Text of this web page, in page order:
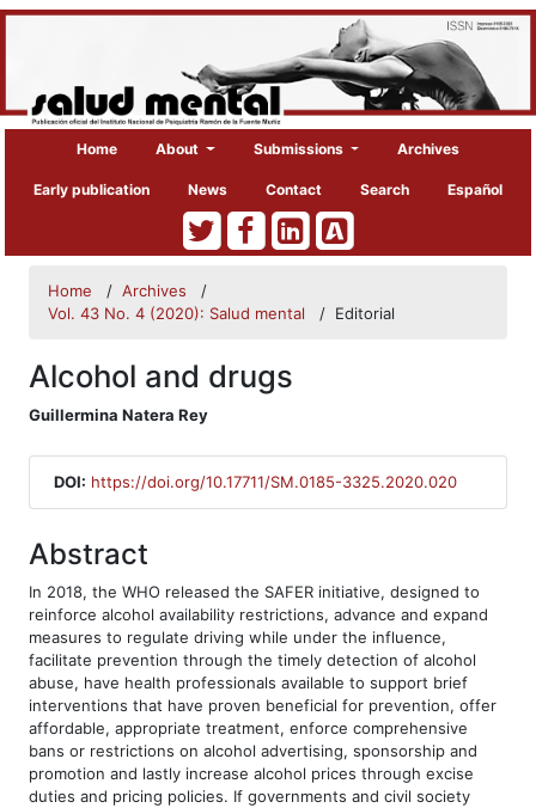
Home About Submissions Archives
Early publication News Contact Search Español
Home / Archives
/
Vol. 43 No. 4 (2020): Salud mental
/ Editorial
Alcohol and drugs
Guillermina Natera Rey
DOI: https://doi.org/10.17711/SM.0185-3325.2020.020
Abstract
In 2018, the WHO released the SAFER initiative, designed to
reinforce alcohol availability restrictions, advance and expand
measures to regulate driving while under the influence,
facilitate prevention through the timely detection of alcohol
abuse, have health professionals available to support brief
interventions that have proven beneficial for prevention, offer
affordable, appropriate treatment, enforce comprehensive
bans or restrictions on alcohol advertising, sponsorship and
promotion and lastly increase alcohol prices through excise
duties and pricing policies. If governments and civil society